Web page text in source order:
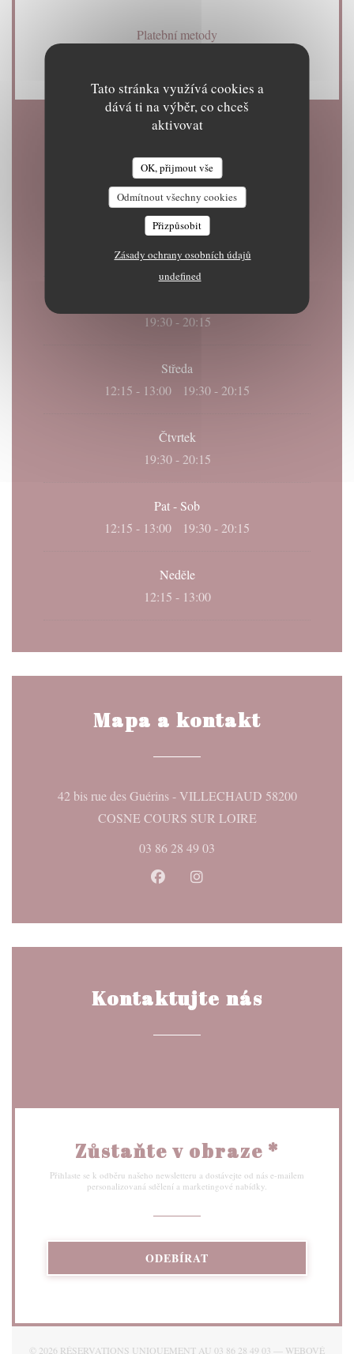
Tato stránka využívá cookies a
dává ti na výběr, co chceš
aktivovat
OK, přijmout vše
Odmítnout všechny cookies
Přizpůsobit
Zásady ochrany osobních údajů
undefined
Platební metody
Pondělí
Zavřeno
19:30 - 20:15
Středa
12:15 - 13:00
19:30 - 20:15
Čtvrtek
19:30 - 20:15
Pat- Sob
12:15 - 13:00
19:30 - 20:15
Neděle
12:15 - 13:00
Mapa a kontakt
42 bis rue des Guérins - VILLECHAUD 58200
COSNE COURS SUR LOIRE((otevře se v
03 86 28 49 03
Facebook ((otevře se v novém
Instagram ((otevře se v
Kontaktujte nás
Zůstaňte v obraze *
Přihlaste se k odběru našeho newsletteru a dostávejte od nás e-mailem
personalizovaná sdělení a marketingové nabídky.
ODEBÍRAT
© 2026 RÉSERVATIONS UNIQUEMENT AU 03 86 28 49 03 — WEBOVÉ